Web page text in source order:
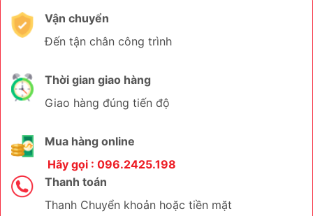
Vận chuyển
Đến tận chân công trình
Thời gian giao hàng
Giao hàng đúng tiến độ
Mua hàng online
Hãy gọi : 096.2425.198
Thanh toán
Thanh Chuyển khoản hoặc tiền mặt